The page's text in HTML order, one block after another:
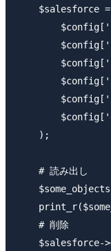
$salesforce
    );
    # 読み出し
    # 削除
$salesforce-